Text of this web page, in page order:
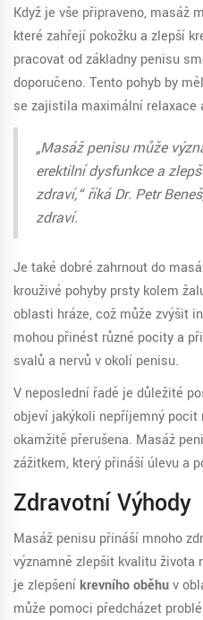
Když je vše připraveno, masáž
které zahřejí pokožku a zlepší
pracovat od základny penisu
doporučeno. Tento pohyb by
se zajistila maximální relaxace
„Masáž penisu může
erektilní dysfunkce a
zdraví,“ říká Dr. Petr
zdraví.
Je také dobré zahrnout do
krouživé pohyby prsty kolem
oblasti hráze, což může zvýšit
mohou přinést různé pocity a
svalů a nervů v okolí penisu.
V neposlední řadě je důležité
objeví jakýkoli nepříjemný
okamžitě přerušena. Masáž
zážitkem, který přináší úlevu a
Zdravotní Výhody
Masáž penisu přináší mnoho
významně zlepšit kvalitu života
je zlepšeníkrevního oběhuv
může pomoci předcházet